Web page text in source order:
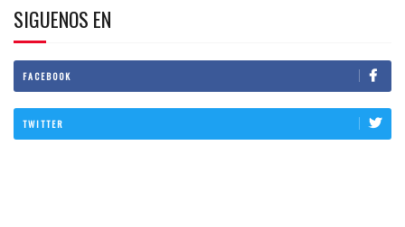
SIGUENOS EN
FACEBOOK
TWITTER